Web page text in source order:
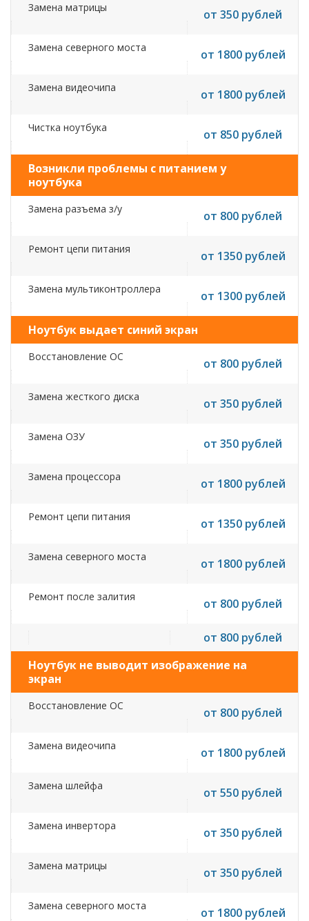
Замена матрицы от 350 рублей
Замена северного моста от 1800 рублей
Замена видеочипа от 1800 рублей
Чистка ноутбука от 850 рублей
Возникли проблемы с питанием у
ноутбука
Замена разъема з/у от 800 рублей
Ремонт цепи питания от 1350 рублей
Замена мультиконтроллера от 1300 рублей
Ноутбук выдает синий экран
Восстановление ОС от 800 рублей
Замена жесткого диска от 350 рублей
Замена ОЗУ от 350 рублей
Замена процессора от 1800 рублей
Ремонт цепи питания от 1350 рублей
Замена северного моста от 1800 рублей
Ремонт после залития от 800 рублей
от 800 рублей
Ноутбук не выводит изображение на
экран
Восстановление ОС от 800 рублей
Замена видеочипа от 1800 рублей
Замена шлейфа от 550 рублей
Замена инвертора от 350 рублей
Замена матрицы от 350 рублей
Замена северного моста от 1800 рублей